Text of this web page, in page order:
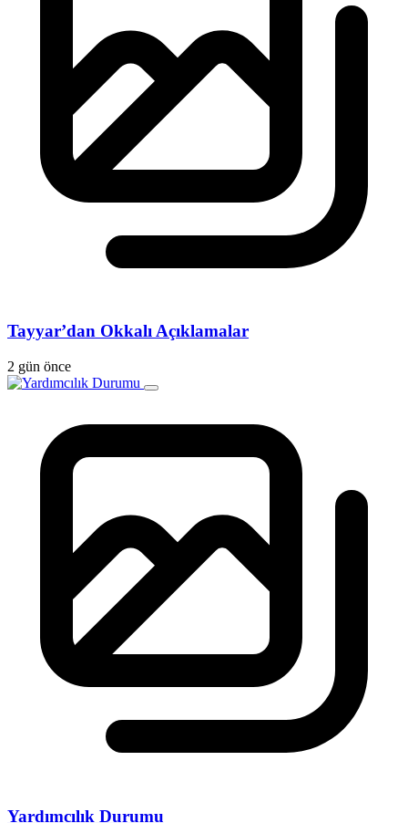
Tayyar’dan Okkalı Açıklamalar
2 gün önce
Yardımcılık Durumu